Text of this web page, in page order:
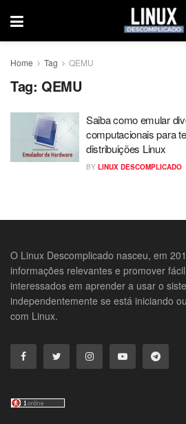
Home Tag QEMU
Tag: QEMU
Saiba como emular
computacionais para
distribuições Linux
BY LINUX DESCOMPLICADO
O Linux Descomplicado nasceu, em
informações relevantes e promover
interessados em aprender a usar o
independentemente se está iniciando
com Linux.